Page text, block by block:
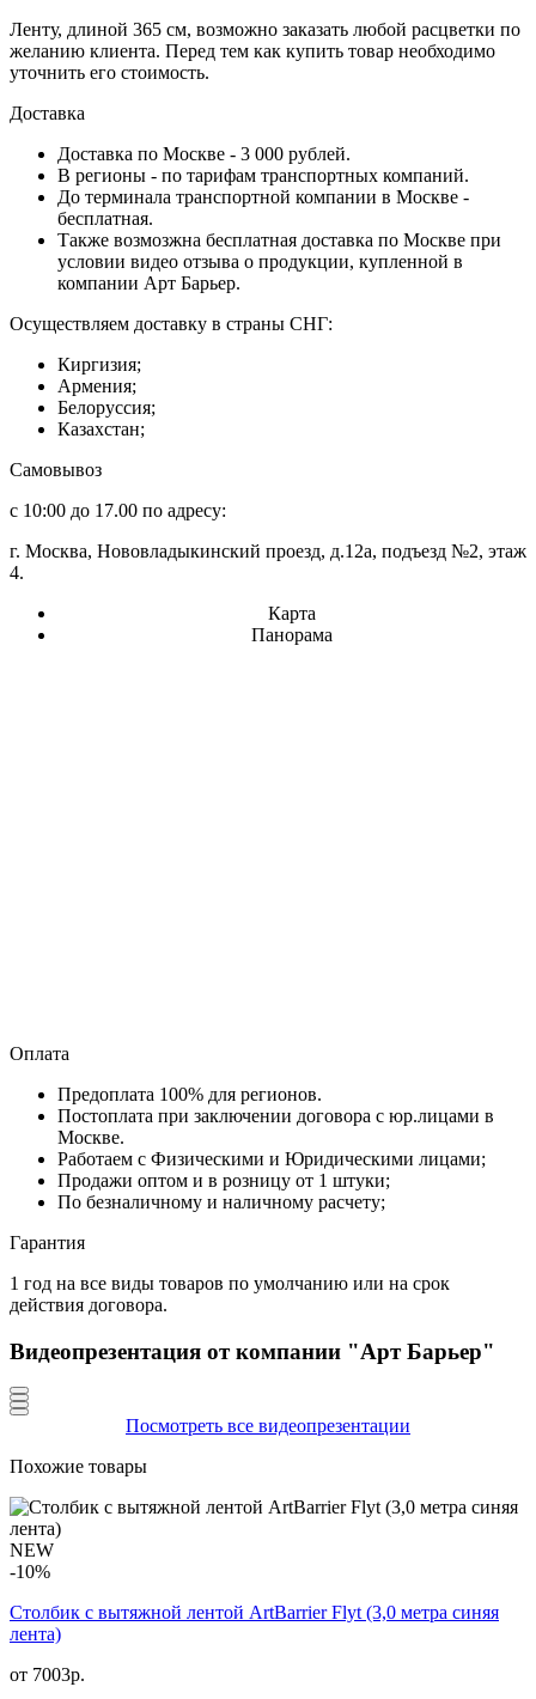
Ленту, длиной 365 см, возможно заказать любой расцветки по
желанию клиента. Перед тем как купить товар необходимо
уточнить его стоимость.
Доставка
Доставка по Москве - 3 000 рублей.
В регионы - по тарифам транспортных компаний.
До терминала транспортной компании в Москве -
бесплатная.
Также возмозжна бесплатная доставка по Москве при
условии видео отзыва о продукции, купленной в
компании Арт Барьер.
Осуществляем доставку в страны СНГ:
Киргизия;
Армения;
Белоруссия;
Казахстан;
Самовывоз
с 10:00 до 17.00 по адресу:
г. Москва, Нововладыкинский проезд, д.12а, подъезд №2, этаж
4.
Карта
Панорама
Оплата
Предоплата 100% для регионов.
Постоплата при заключении договора с юр.лицами в
Москве.
Работаем с Физическими и Юридическими лицами;
Продажи оптом и в розницу от 1 штуки;
По безналичному и наличному расчету;
Гарантия
1 год на все виды товаров по умолчанию или на срок
действия договора.
Видеопрезентация от компании "Арт Барьер"
Посмотреть все видеопрезентации
Похожие товары
NEW
-10%
Столбик с вытяжной лентой ArtBarrier Flyt (3,0 метра синяя
лента)
от 7003р.